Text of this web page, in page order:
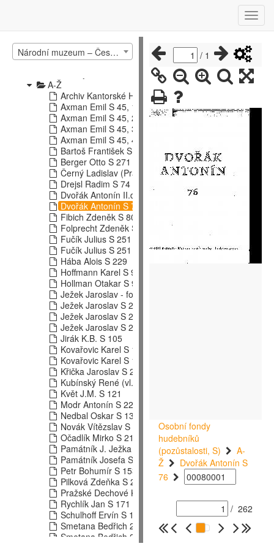
Národní muzeum – České muzeum hudby – ostatní katalogy
Katalog fondu nenotových rukopisů (G)
Katalog Hudební knihovny
Osobní fondy hudebníků (pozůstalosti, S)
A-Ž
Archiv Kantorské Hudby V Čechách 18.Stol, S 241
Axman Emil S 45, 1.díl
Axman Emil S 45, 2.díl
Axman Emil S 45, 3.díl
Axman Emil S 45, 4.díl
Bartoš František S 48
Berger Otto S 271
Černý Ladislav (Pražské Kvarteto) S 71
Drejsl Radim S 74
Dvořák Antonín II.díl S 226
Dvořák Antonín S 76
Fibich Zdeněk S 80
Folprecht Zdeněk S 82
Fučík Julius S 251 - 1. díl
Fučík Julius S 251 - 2. díl
Hába Alois S 229
Hoffmann Karel S 91
Hollman Otakar S 92
Ježek Jaroslav - fonotéka S 224
Ježek Jaroslav S 224 - 1. díl
Ježek Jaroslav S 224 - 2. díl
Ježek Jaroslav S 224 - 3. díl
Jirák K.B. S 105
Kovařovic Karel S 115 - 1. díl
Kovařovic Karel S 115 - 2. díl
Křička Jaroslav S 235
Kubínský René (vl. Jm. Patejdl Josef) S 120
Květ J.M. S 121
Modr Antonín S 225
Nedbal Oskar S 139
Novák Vítězslav S 143
Očadlík Mirko S 218
Památník J. Ježka
Památník Josefa Suka v Křečovicích S 270
Petr Bohumír S 153
Pilková Zdeňka S 269
Pražské Dechové Kvinteto S 231
Rychlík Jan S 171
Schulhoff Ervín S 173
Smetana Bedřich 217 I.díl
Smetana Bedřich 217 II.díl
/ 1
Osobní fondy
hudebníků
(pozůstalosti, S)
A-
Ž
Dvořák Antonín S
76
/ 262